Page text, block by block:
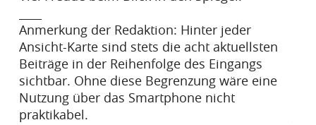
Anmerkung der Redaktion: Hinter jeder
Ansicht-Karte sind stets die acht aktuellsten
Beiträge in der Reihenfolge des Eingangs
sichtbar. Ohne diese Begrenzung wäre eine
Nutzung über das Smartphone nicht
praktikabel.